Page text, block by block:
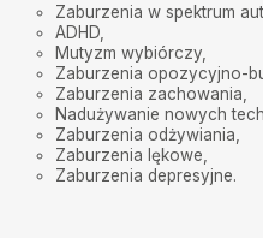
Zaburzenia w spektrum
ADHD,
Mutyzm wybiórczy,
Zaburzenia opozycyjno-
Zaburzenia zachowania,
Nadużywanie nowych
Zaburzenia odżywiania,
Zaburzenia lękowe,
Zaburzenia depresyjne.